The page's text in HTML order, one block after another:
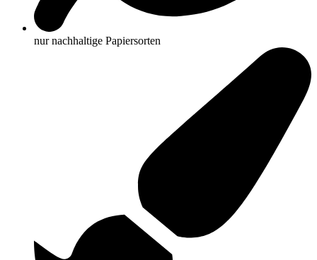
nur nachhaltige Papiersorten